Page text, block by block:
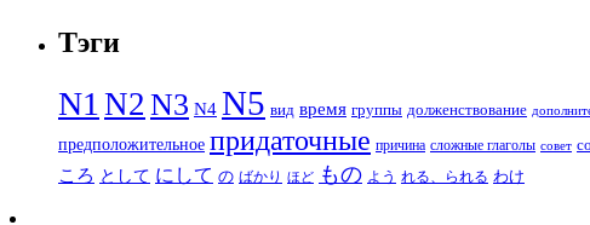
Тэги
N1 N2 N3 N4 N5 вид время группы долженствование
предположительное придаточные причина сложные глаголы совет
ころ として にして の ばかり ほど もの よう れる、られる わけ